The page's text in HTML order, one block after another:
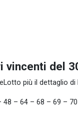
vincenti del
più il dettaglio di
– 64 – 68 – 69 –